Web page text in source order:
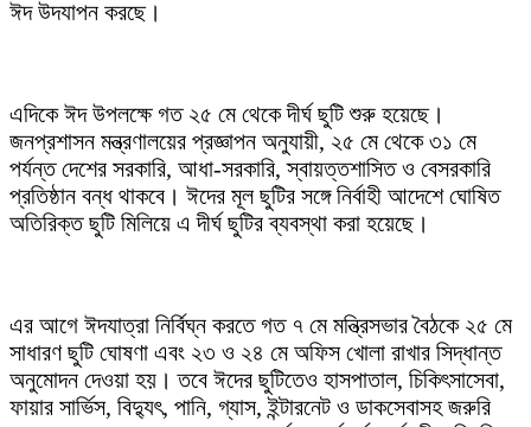
ঈদ উদযাপন করছে।
এদিকে ঈদ উপলক্ষে গত ২৫ মে থেকে দীর্ঘ ছুটি শুরু হয়েছে।
জনপ্রশাসন মন্ত্রণালয়ের প্রজ্ঞাপন অনুযায়ী, ২৫ মে থেকে ৩১ মে
পর্যন্ত দেশের সরকারি, আধা-সরকারি, স্বায়ত্তশাসিত ও বেসরকারি
প্রতিষ্ঠান বন্ধ থাকবে। ঈদের মূল ছুটির সঙ্গে নির্বাহী আদেশে ঘোষিত
অতিরিক্ত ছুটি মিলিয়ে এ দীর্ঘ ছুটির ব্যবস্থা করা হয়েছে।
এর আগে ঈদযাত্রা নির্বিঘ্ন করতে গত ৭ মে মন্ত্রিসভার বৈঠকে ২৫ মে
সাধারণ ছুটি ঘোষণা এবং ২৩ ও ২৪ মে অফিস খোলা রাখার সিদ্ধান্ত
অনুমোদন দেওয়া হয়। তবে ঈদের ছুটিতেও হাসপাতাল, চিকিৎসাসেবা,
ফায়ার সার্ভিস, বিদ্যুৎ, পানি, গ্যাস, ইন্টারনেট ও ডাকসেবাসহ জরুরি